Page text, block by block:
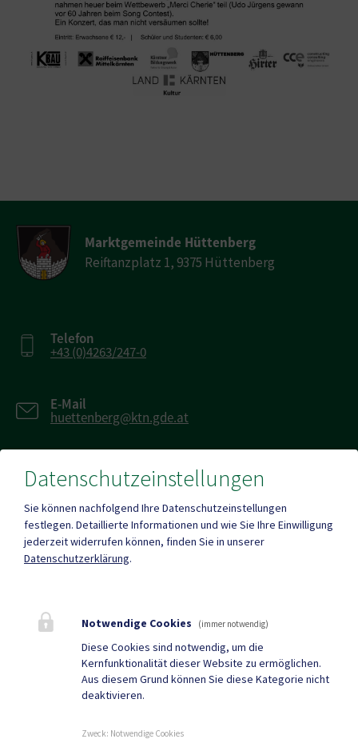
Marktgemeinde Hüttenberg
Reiftanzplatz 1, 9375 Hüttenberg
Telefon
+43 (0)4263/247-0
E-Mail
huettenberg@ktn.gde.at
Fax
+43 (0)4263/784
Quicklinks
Tourismus
Gemeindezeitung
Datenschutzeinstellungen
Sie können nachfolgend Ihre Datenschutzeinstellungen
festlegen. Detaillierte Informationen und wie Sie Ihre Einwilligung
jederzeit widerrufen können, finden Sie in unserer
Datenschutzerklärung.
Notwendige Cookies (immer notwendig)
Diese Cookies sind notwendig, um die
Kernfunktionalität dieser Website zu ermöglichen.
Aus diesem Grund können Sie diese Kategorie nicht
deaktivieren.
Zweck: Notwendige Cookies